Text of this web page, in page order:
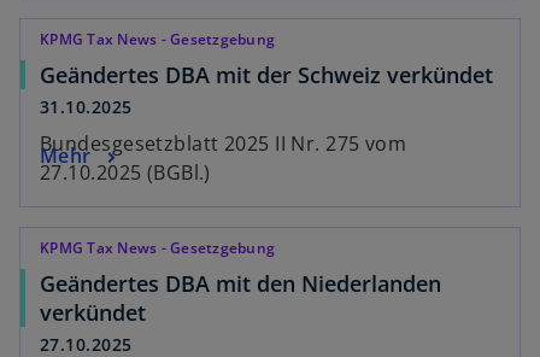
KPMG Tax News - Gesetzgebung
Geändertes DBA mit der Schweiz verkündet
31.10.2025
Bundesgesetzblatt 2025 II Nr. 275 vom
27.10.2025 (BGBl.)
Mehr
KPMG Tax News - Gesetzgebung
Geändertes DBA mit den Niederlanden
verkündet
27.10.2025